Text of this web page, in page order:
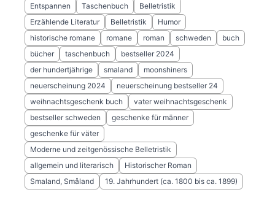
Entspannen Taschenbuch
Belletristik
Erzählende Literatur
Belletristik
Humor
historische romane
romane roman schweden
buch
bücher
taschenbuch
bestseller 2024
der hundertjährige
smaland
moonshiners
neuerscheinung 2024
neuerscheinung bestseller 24
weihnachtsgeschenk buch
vater weihnachtsgeschenk
bestseller schweden
geschenke für männer
geschenke für väter
Moderne und zeitgenössische Belletristik
allgemein und literarisch
Historischer Roman
Smaland, Småland
19. Jahrhundert (ca. 1800 bis ca. 1899)